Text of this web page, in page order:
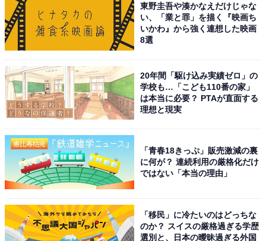
出身と聞いてすごいと思う「福岡県の公立進学
校」ランキング！ 1位「修猷館高等学校」、で
は2位は？
1 2
東野圭吾や湊かなえだけじゃな
い、「業と罪」を描く『映画ち
いかわ』から強く連想した映画
8選
20年間「駆け込み実績ゼロ」の
学校も…「こども110番の家」
は本当に必要？ PTAが直面する
理想と現実
「青春18きっぷ」販売激減の裏
に何が？ 連続利用の厳格化だけ
ではない「本当の理由」
「移民」に冷たいのはどっちな
のか？ スイスの厳格過ぎる学歴
選別と、日本の曖昧過ぎる外国